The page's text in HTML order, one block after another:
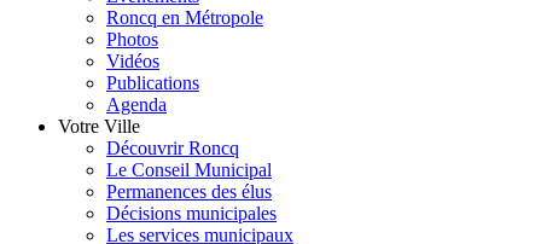
Roncq en Métropole
Photos
Vidéos
Publications
Agenda
Votre Ville
Découvrir Roncq
Le Conseil Municipal
Permanences des élus
Décisions municipales
Les services municipaux